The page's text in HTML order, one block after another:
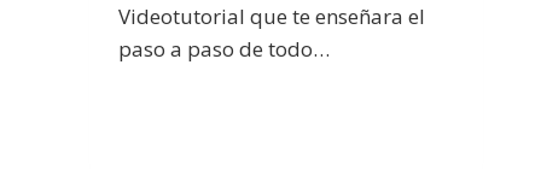
Videotutorial que te enseñara el
paso a paso de todo…